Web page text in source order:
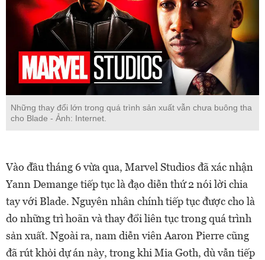
Những thay đổi lớn trong quá trình sản xuất vẫn chưa buông tha
cho Blade - Ảnh: Internet.
Vào đầu tháng 6 vừa qua, Marvel Studios đã xác nhận
Yann Demange tiếp tục là đạo diễn thứ 2 nói lời chia
tay với Blade. Nguyên nhân chính tiếp tục được cho là
do những trì hoãn và thay đổi liên tục trong quá trình
sản xuất. Ngoài ra, nam diễn viên Aaron Pierre cũng
đã rút khỏi dự án này, trong khi Mia Goth, dù vẫn tiếp